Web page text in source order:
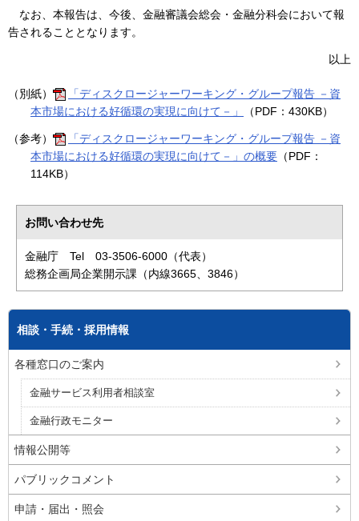
なお、本報告は、今後、金融審議会総会・金融分科会において報
告されることとなります。
以上
（別紙）
「ディスクロージャーワーキング・グループ報告 －資
本市場における好循環の実現に向けて－」
（PDF：430KB）
（参考）
「ディスクロージャーワーキング・グループ報告 －資
本市場における好循環の実現に向けて－」の概要 （PDF：
114KB）
お問い合わせ先
金融庁 Tel 03-3506-6000（代表）
総務企画局企業開示課（内線3665、3846）
相談・手続・採用情報
各種窓口のご案内
金融サービス利用者相談室
金融行政モニター
情報公開等
パブリックコメント
申請・届出・照会